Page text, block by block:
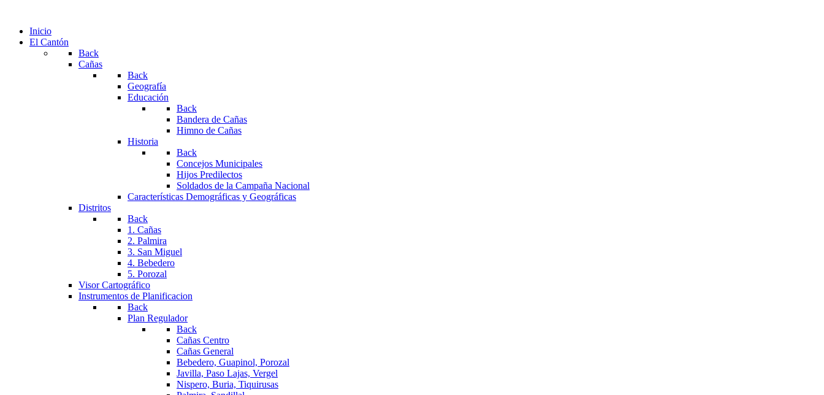
Inicio
El Cantón
Back
Cañas
Back
Geografía
Educación
Back
Bandera de Cañas
Himno de Cañas
Historia
Back
Concejos Municipales
Hijos Predilectos
Soldados de la Campaña Nacional
Características Demográficas y Geográficas
Distritos
Back
1. Cañas
2. Palmira
3. San Miguel
4. Bebedero
5. Porozal
Visor Cartográfico
Instrumentos de Planificacion
Back
Plan Regulador
Back
Cañas Centro
Cañas General
Bebedero, Guapinol, Porozal
Javilla, Paso Lajas, Vergel
Nispero, Buria, Tiquirusas